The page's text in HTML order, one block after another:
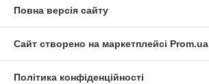
Повна версія сайту
Сайт створено на маркетплейсі Prom.ua
Політика конфіденційності